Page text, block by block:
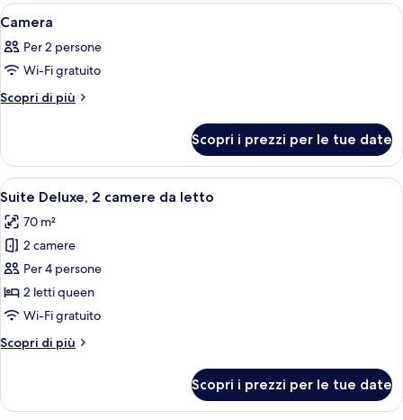
Apri
tutte
le
foto
per
Una camera da letto con un letto
5
Camera
Per 2 persone
Wi-Fi gratuito
Scopri di più
Altri
Scopri i prezzi per le tue date
Apri
tutte
le
foto
per
Suite
Deluxe,
camere
Una camera da letto con un letto,
9
Suite Deluxe, 2 camere da letto
70 m²
2 camere
Per 4 persone
2 letti queen
Wi-Fi gratuito
Scopri di più
Altri
Deluxe,
Scopri i prezzi per le tue date